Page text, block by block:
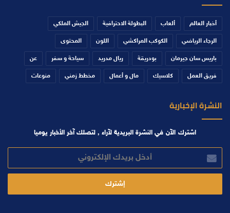
أخبار العالم ألعاب البطولة الاحترافية الجيش الملكي
الرجاء الرياضي الكوكب المراكشي اللون المحتوى
باريس سان جيرمان بودريقة ريال مدريد سياحة و سفر عن
فريق العمل كلاسيك مال و أعمال مخطط زمني منوعات
النشرة الإخبارية
اشترك الآن في النشرة البريدية لآراء , لتصلك آخر الأخبار يوميا
بريدك
الإلكتروني